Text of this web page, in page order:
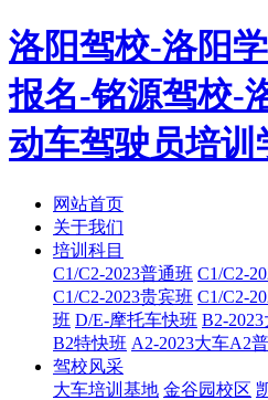
洛阳驾校-洛阳
报名-铭源驾校-
动车驾驶员培训
网站首页
关于我们
培训科目
C1/C2-2023普通班 C1/C2-
C1/C2-2023贵宾班 C1/C2-
班 D/E-摩托车快班 B2-
B2特快班 A2-2023大车A2
驾校风采
大车培训基地 金谷园校区